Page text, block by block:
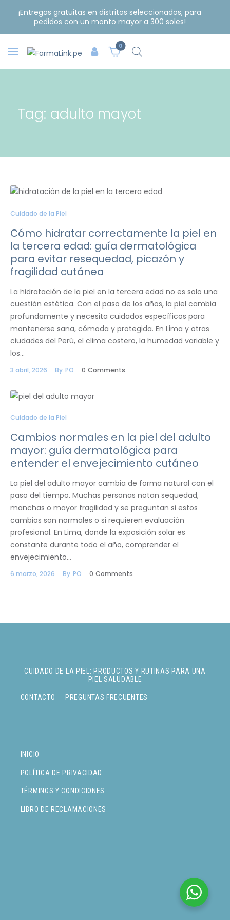
¡Entregas gratuitas en distritos seleccionados, para
pedidos con un monto mayor a 300 soles!
0
Tag: adulto mayot
Cuidado de la Piel
Cómo hidratar correctamente la piel en
la tercera edad: guía dermatológica
para evitar resequedad, picazón y
fragilidad cutánea
La hidratación de la piel en la tercera edad no es solo una
cuestión estética. Con el paso de los años, la piel cambia
profundamente y necesita cuidados específicos para
mantenerse sana, cómoda y protegida. En Lima y otras
ciudades del Perú, el clima costero, la humedad variable y
los…
3 abril, 2026 By PO 0 Comments
Cuidado de la Piel
Cambios normales en la piel del adulto
mayor: guía dermatológica para
entender el envejecimiento cutáneo
La piel del adulto mayor cambia de forma natural con el
paso del tiempo. Muchas personas notan sequedad,
manchas o mayor fragilidad y se preguntan si estos
cambios son normales o si requieren evaluación
profesional. En Lima, donde la exposición solar es
constante durante todo el año, comprender el
envejecimiento…
6 marzo, 2026 By PO 0 Comments
INICIO
POLÍTICA DE PRIVACIDAD
TÉRMINOS Y CONDICIONES
LIBRO DE RECLAMACIONES
CUIDADO DE LA PIEL: PRODUCTOS Y RUTINAS PARA UNA
PIEL SALUDABLE
CONTACTO PREGUNTAS FRECUENTES